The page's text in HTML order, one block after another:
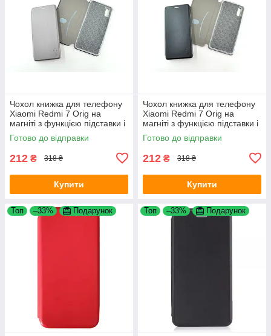
Чохол книжка для телефону
Xiaomi Redmi 7 Orig на
магніті з функцією підставки і
кишенею для карт Grey 4you
Готово до відправки
212 ₴ 318 ₴
Купити
Чохол книжка для телефону
Xiaomi Redmi 7 Orig на
магніті з функцією підставки і
кишенею для карт Black 4you
Готово до відправки
212 ₴ 318 ₴
Купити
Топ –33% Подарунок Топ –33% Подарунок